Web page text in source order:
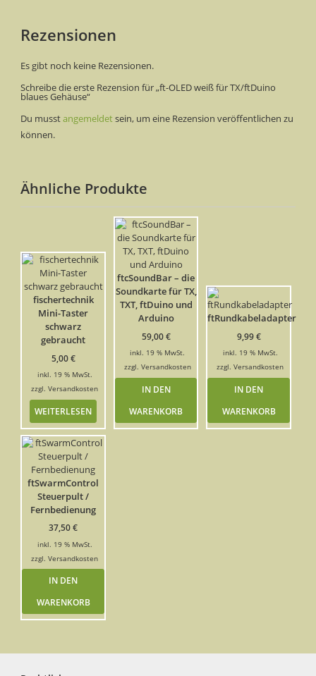
Rezensionen
Es gibt noch keine Rezensionen.
Schreibe die erste Rezension für „ft-OLED weiß für TX/ftDuino
blaues Gehäuse“
Du musstangemeldetsein, um eine Rezension veröffentlichen zu
können.
Ähnliche Produkte
fischertechnik
Mini-Taster
schwarz
gebraucht
5,00€
inkl. 19 % MwSt.
zzgl.Versandkosten
WEITERLESEN
ftcSoundBar – die
Soundkarte für TX,
TXT, ftDuino und
Arduino
59,00€
inkl. 19 % MwSt.
zzgl. Versandkosten
IN DEN
WARENKORB
ftRundkabeladapter
9,99€
inkl. 19 % MwSt.
zzgl.Versandkosten
IN DEN
WARENKORB
ftSwarmControl
Steuerpult /
Fernbedienung
37,50€
inkl. 19 % MwSt.
zzgl.Versandkosten
IN DEN
WARENKORB